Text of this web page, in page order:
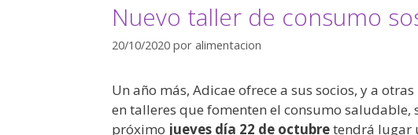
Nuevo taller de consumo
20/10/2020 por alimentacion
Un año más, Adicae ofrece a sus socios, y a
en talleres que fomenten el consumo
próximo jueves día 22 de octubretendrá lugar